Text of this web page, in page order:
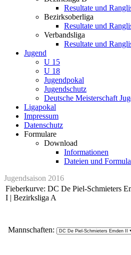
Resultate und
Bezirksoberliga
Resultate und
Verbandsliga
Resultate und
Jugend
U 15
U 18
Jugendpokal
Jugendschutz
Deutsche Meisterschaft
Ligapokal
Impressum
Datenschutz
Formulare
Download
Informationen
Dateien und
Jugendsaison 2016
Fieberkurve: DC De Piel-Schmieters
I | Bezirksliga A
Mannschaften: